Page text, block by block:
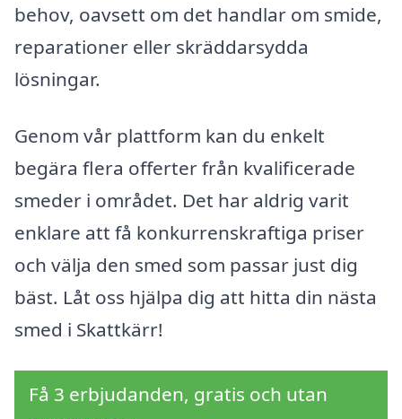
behov, oavsett om det handlar om smide,
reparationer eller skräddarsydda
lösningar.
Genom vår plattform kan du enkelt
begära flera offerter från kvalificerade
smeder i området. Det har aldrig varit
enklare att få konkurrenskraftiga priser
och välja den smed som passar just dig
bäst. Låt oss hjälpa dig att hitta din nästa
smed i Skattkärr!
Få 3 erbjudanden, gratis och utan